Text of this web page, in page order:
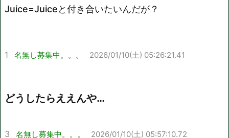
Juice=Juiceと付き合いたいんだが？
1 名無し募集中。。。 2026/01/10(土) 05:26:21.41
どうしたらええんや…
3 名無し募集中。。。 2026/01/10(土) 05:57:10.72